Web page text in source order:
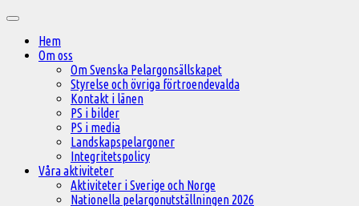
innehåll
Huvudmeny
Hem
Om oss
Om Svenska Pelargonsällskapet
Styrelse och övriga förtroendevalda
Kontakt i länen
PS i bilder
PS i media
Landskapspelargoner
Integritetspolicy
Våra aktiviteter
Aktiviteter i Sverige och Norge
Nationella pelargonutställningen 2026